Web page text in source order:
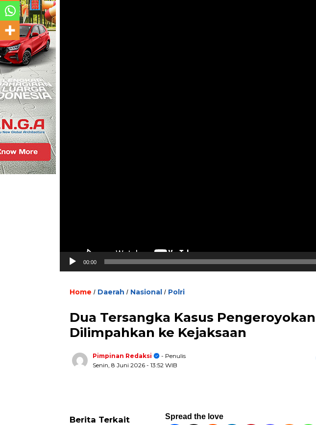
00:00
Home / Daerah / Nasional / Polri
Dua Tersangka Kasus
Dilimpahkan ke Kejaksaan
Pimpinan Redaksi
- Penulis
Senin, 8 Juni 2026 - 13:52 WIB
Spread the love
Berita Terkait